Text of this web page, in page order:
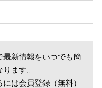
最新情報をいつでも簡
ます。
は会員登録（無料）